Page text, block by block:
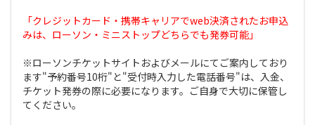
「クレジットカード・携帯キャリアでweb決済されたお申込
みは、ローソン・ミニストップどちらでも発券可能」
※ローソンチケットサイトおよびメールにてご案内しており
ます"予約番号10桁"と"受付時入力した電話番号"は、入金、
チケット発券の際に必要になります。ご自身で大切に保管し
てください。